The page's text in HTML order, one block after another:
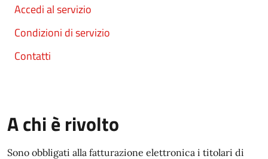
Accedi al servizio
Condizioni di servizio
Contatti
A chi è rivolto
Sono obbligati alla fatturazione elettronica i titolari di